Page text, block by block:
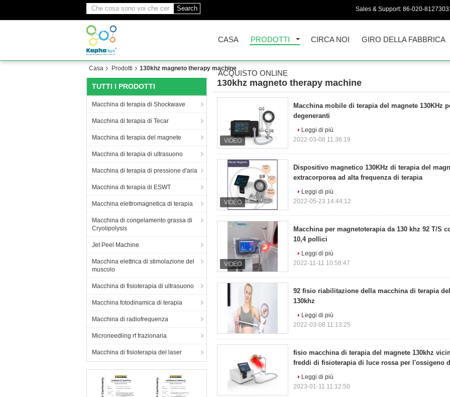
Search Sales & Support: 86-020-
CASA PRODOTTI CIRCA NOI GIRO DELLA FABBRICA
ACQUISTO ONLINE
Casa Prodotti 130khz magneto therapy machine
TUTTI I PRODOTTI
Macchina di terapia di Shockwave
Macchina di terapia di Tecar
Macchina di terapia del magnete
Macchina di terapia di ultrasuono
Macchina di terapia di pressione d'aria
Macchina di terapia di ESWT
Macchina elettromagnetica di terapia
Macchina di congelamento grassa di
Cryolipolysis
Jet Peel Machine
Macchina elettrica di stimolazione del
muscolo
Macchina di fisioterapia di ultrasuono
Macchina fotodinamica di terapia
Macchina di radiofrequenza
Microneedling rf frazionaria
Macchina di fisioterapia del laser
130khz magneto therapy machine
Macchina mobile di terapia del magnete 130KHz
degeneranti
Leggi di più
2022-03-08 11:36:19
Dispositivo magnetico 130KHz di terapia del
extracorporea ad alta frequenza di terapia
Leggi di più
2022-05-23 14:44:12
Macchina per magnetoterapia da 130 khz 92 T/S
10,4 pollici
Leggi di più
2022-11-11 10:58:47
92 fisio riabilitazione della macchina di terapia
130khz
Leggi di più
2022-03-08 11:13:25
fisio macchina di terapia del magnete 130khz
freddi di fisioterapia di luce rossa per l'ossigeno
Leggi di più
2023-01-11 11:12:50